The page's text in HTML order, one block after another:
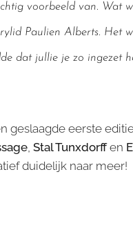
voorbeeld van. Wat
Paulien Alberts. Het
dat jullie je zo ingezet
eerste
, Stal Tunxdorffen
duidelijk naar meer!